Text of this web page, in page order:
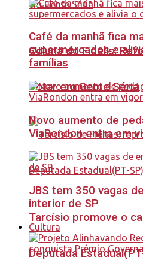
Coluna do Fidelis:
Votar em Gente Séria
Tarcísio promove o
Deputada
Café da manhã fica
supermercados e
famílias
Novo aumento de
ViaRondon entra em
JBS tem 350 vagas
interior de SP
Cultura